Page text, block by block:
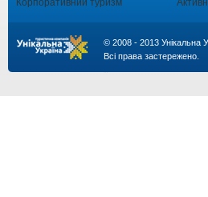
Корпоративний туризм
© 2008 - 2013 Унікальна
Всі права застережено.